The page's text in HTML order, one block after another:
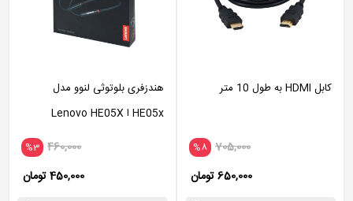
کابل HDMI به طول 10 متر
%8 705,000
650,000 تومان
هندزفری بلوتوثی لنوو مدل
HE05x ا Lenovo HE05X
%3 460,000
450,000 تومان